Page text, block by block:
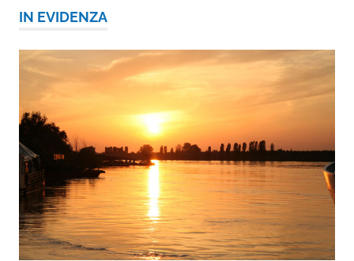
IN EVIDENZA